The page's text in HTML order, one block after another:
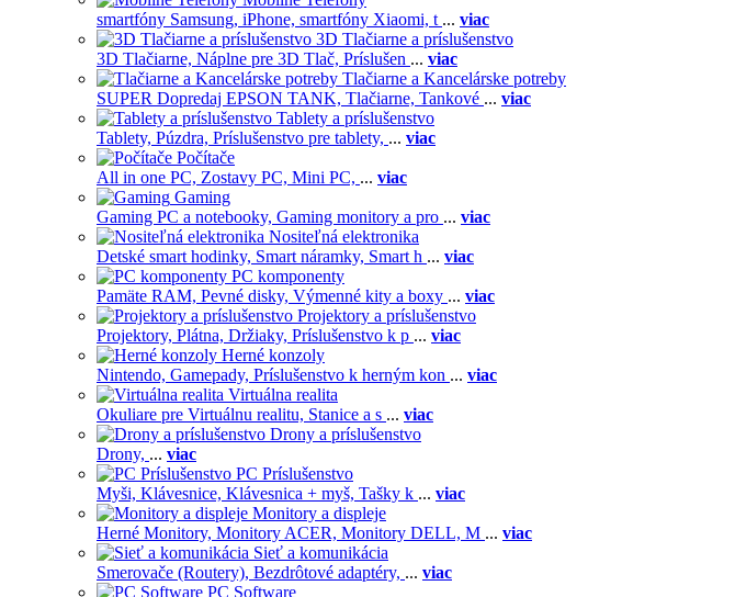
smartfóny Samsung, iPhone, smartfóny Xiaomi, t ... viac
3D Tlačiarne a príslušenstvo
3D Tlačiarne, Náplne pre 3D Tlač, Príslušen ... viac
Tlačiarne a Kancelárske potreby
SUPER Dopredaj EPSON TANK, Tlačiarne, Tankové ... viac
Tablety a príslušenstvo
Tablety, Púzdra, Príslušenstvo pre tablety, ... viac
Počítače
All in one PC, Zostavy PC, Mini PC, ... viac
Gaming
Gaming PC a notebooky, Gaming monitory a pro ... viac
Nositeľná elektronika
Detské smart hodinky, Smart náramky, Smart h ... viac
PC komponenty
Pamäte RAM, Pevné disky, Výmenné kity a boxy ... viac
Projektory a príslušenstvo
Projektory, Plátna, Držiaky, Príslušenstvo k p ... viac
Herné konzoly
Nintendo, Gamepady, Príslušenstvo k herným kon ... viac
Virtuálna realita
Okuliare pre Virtuálnu realitu, Stanice a s ... viac
Drony a príslušenstvo
Drony, ... viac
PC Príslušenstvo
Myši, Klávesnice, Klávesnica + myš, Tašky k ... viac
Monitory a displeje
Herné Monitory, Monitory ACER, Monitory DELL, M ... viac
Sieť a komunikácia
Smerovače (Routery), Bezdrôtové adaptéry, ... viac
PC Software